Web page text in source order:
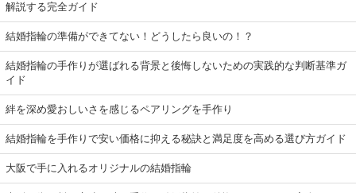
解説する完全ガイド
結婚指輪の準備ができてない！どうしたら良いの！？
結婚指輪の手作りが選ばれる背景と後悔しないための実践的な判断基準ガ
イド
絆を深め愛おしいさを感じるペアリングを手作り
結婚指輪を手作りで安い価格に抑える秘訣と満足度を高める選び方ガイド
大阪で手に入れるオリジナルの結婚指輪